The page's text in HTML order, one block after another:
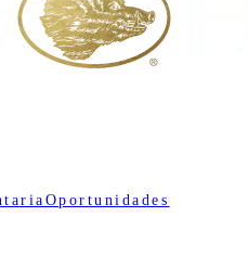
Oportunidades